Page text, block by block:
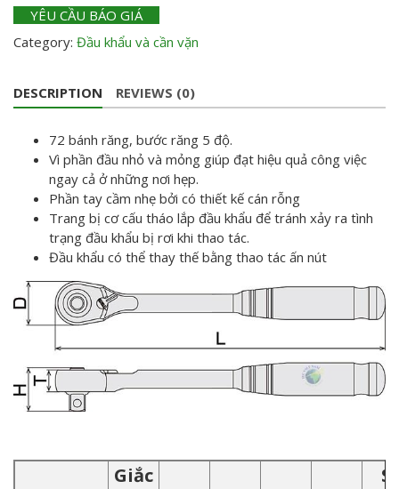
YÊU CẦU BÁO GIÁ
Category: Đầu khẩu và cần vặn
DESCRIPTION REVIEWS (0)
72 bánh răng, bước răng 5 độ.
Vì phần đầu nhỏ và mỏng giúp đạt hiệu quả công việc
ngay cả ở những nơi hẹp.
Phần tay cầm nhẹ bởi có thiết kế cán rỗng
Trang bị cơ cấu tháo lắp đầu khẩu để tránh xảy ra tình
trạng đầu khẩu bị rơi khi thao tác.
Đầu khẩu có thể thay thế bằng thao tác ấn nút
Giắc